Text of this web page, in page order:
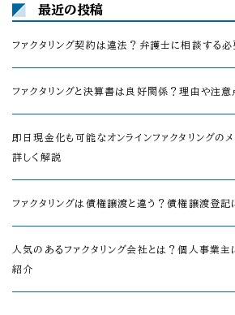
最近の投稿
ファクタリング契約は違法？弁護士に相談する必
ファクタリングと決算書は良好関係？理由や注意
即日現金化も可能なオンラインファクタリングのメ
詳しく解説
ファクタリングは債権譲渡と違う？債権譲渡登記
人気のあるファクタリング会社とは？個人事業
紹介